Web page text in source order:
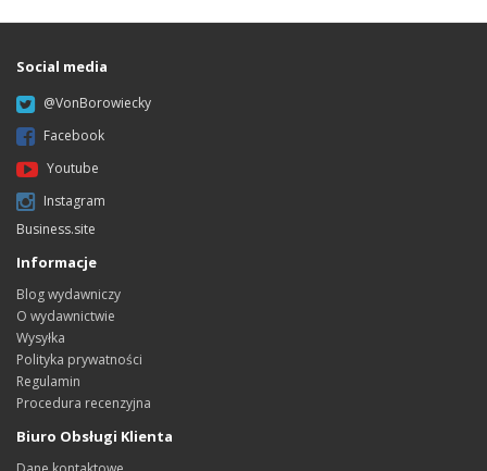
Social media
@VonBorowiecky
Facebook
Youtube
Instagram
Business.site
Informacje
Blog wydawniczy
O wydawnictwie
Wysyłka
Polityka prywatności
Regulamin
Procedura recenzyjna
Biuro Obsługi Klienta